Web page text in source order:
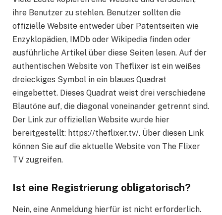
ihre Benutzer zu stehlen. Benutzer sollten die
offizielle Website entweder über Patentseiten wie
Enzyklopädien, IMDb oder Wikipedia finden oder
ausführliche Artikel über diese Seiten lesen. Auf der
authentischen Website von Theflixer ist ein weißes
dreieckiges Symbol in ein blaues Quadrat
eingebettet. Dieses Quadrat weist drei verschiedene
Blautöne auf, die diagonal voneinander getrennt sind.
Der Link zur offiziellen Website wurde hier
bereitgestellt: https://theflixer.tv/. Über diesen Link
können Sie auf die aktuelle Website von The Flixer
TV zugreifen.
Ist eine Registrierung obligatorisch?
Nein, eine Anmeldung hierfür ist nicht erforderlich.